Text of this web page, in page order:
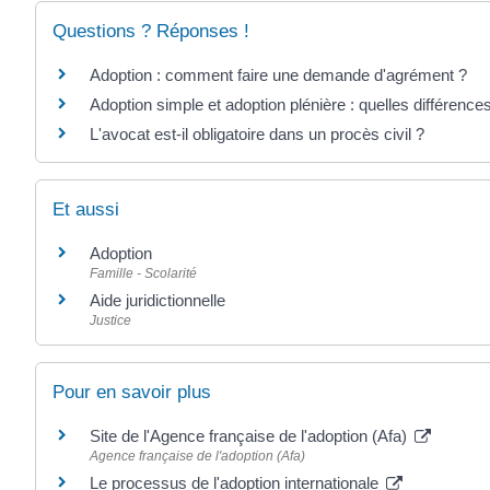
Questions ? Réponses !
Adoption : comment faire une demande d'agrément ?
Adoption simple et adoption plénière : quelles
L'avocat est-il obligatoire dans un procès civil ?
Et aussi
Adoption
Famille - Scolarité
Aide juridictionnelle
Justice
Pour en savoir plus
Site de l'Agence française de l'adoption (Afa)
Agence française de l'adoption (Afa)
Le processus de l'adoption internationale